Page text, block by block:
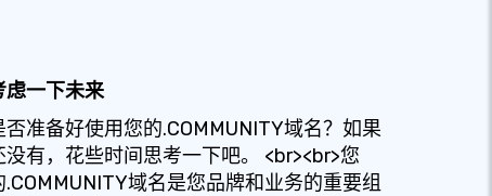
虑一下未来
否准备好使用您的.COMMUNITY域名？如果
没有，花些时间思考一下吧。 <br><br>您
.COMMUNITY域名是您品牌和业务的重要组